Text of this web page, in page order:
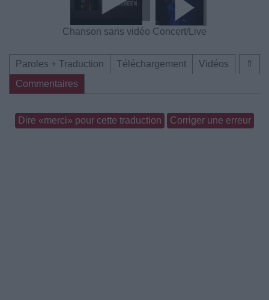
Chanson sans vidéo Concert/Live
⇑
Paroles + Traduction Téléchargement
Vidéos
Commentaires
Dire «merci» pour cette traduction Corriger une erreur